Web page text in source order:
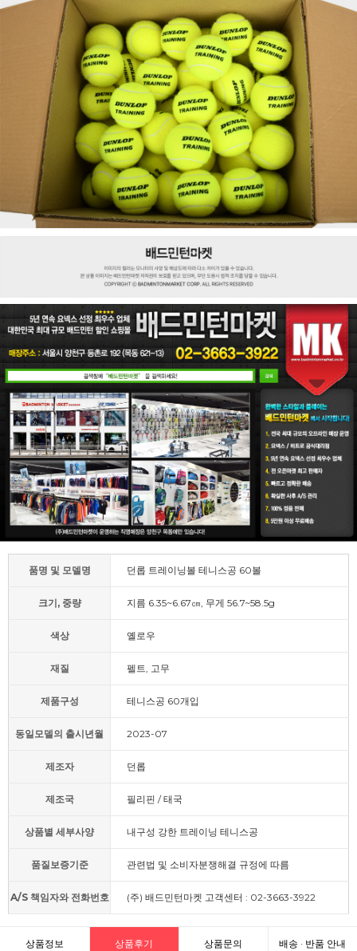
품명 및 모델명 던롭 트레이닝볼 테니스공 60볼
크기, 중량 지름 6.35~6.67㎝, 무게 56.7~58.5g
색상 옐로우
재질 펠트, 고무
제품구성 테니스공 60개입
동일모델의 출시년월 2023-07
제조자 던롭
제조국 필리핀 / 태국
상품별 세부사양 내구성 강한 트레이닝 테니스공
품질보증기준 관련법 및 소비자분쟁해결 규정에 따름
A/S 책임자와 전화번호 (주) 배드민턴마켓 고객센터 : 02-3663-3922
상품정보 상품후기 상품문의 배송 · 반품 안내